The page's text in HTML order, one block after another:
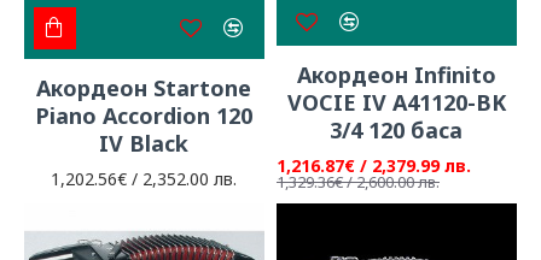
Акордеон Startone
Piano Accordion 120
IV Black
1,202.56€ / 2,352.00 лв.
Акордеон Infinito
VOCIE IV A41120-BK
3/4 120 баса
1,216.87€ / 2,379.99 лв.
1,329.36€ / 2,600.00 лв.